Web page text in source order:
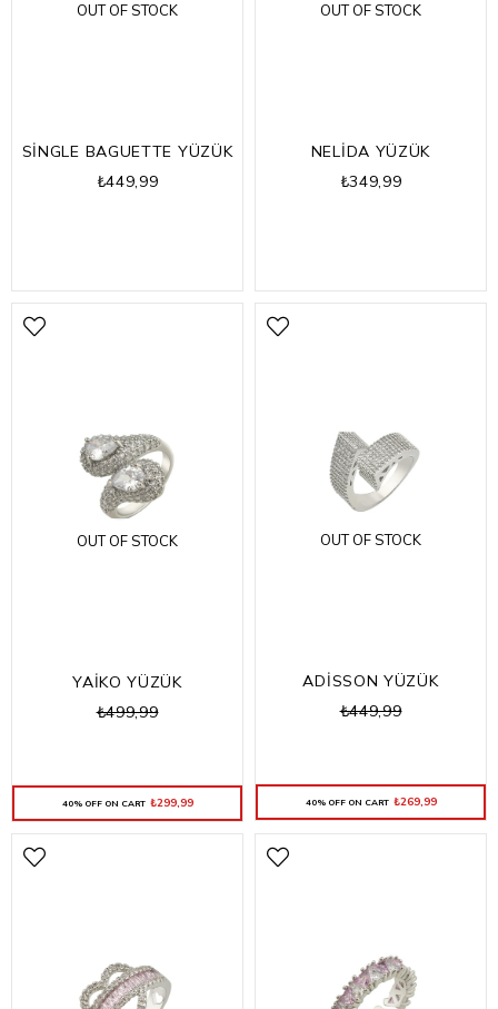
OUT OF STOCK
SİNGLE BAGUETTE YÜZÜK
₺449,99
OUT OF STOCK
NELİDA YÜZÜK
₺349,99
OUT OF STOCK
YAİKO YÜZÜK
₺499,99
40% OFF ON CART ₺299,99
OUT OF STOCK
ADİSSON YÜZÜK
₺449,99
40% OFF ON CART ₺269,99